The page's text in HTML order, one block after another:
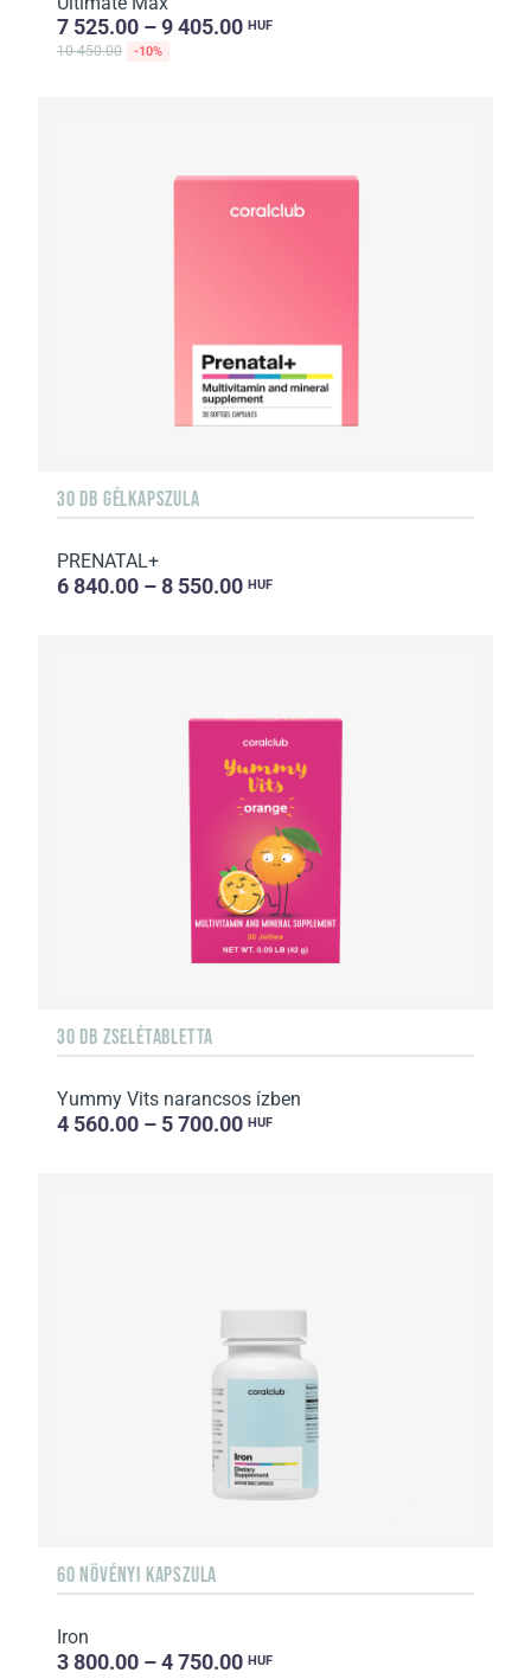
7 525.00 – 9 405.00 HUF
10 450.00 -10%
30 DB GÉLKAPSZULA
PRENATAL+
6 840.00 – 8 550.00 HUF
30 DB ZSELÉTABLETTA
Yummy Vits narancsos ízben
4 560.00 – 5 700.00 HUF
60 NÖVÉNYI KAPSZULA
Iron
3 800.00 – 4 750.00 HUF